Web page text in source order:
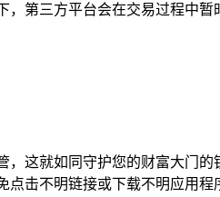
第三方平台会在交易过程中
这就如同守护您的财富大门
击不明链接或下载不明应用